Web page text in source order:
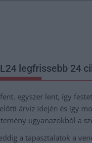
legfrissebb 24
egyszer lent, így
árvíz idején és így
ugyanazokból a
a tapasztalatok a